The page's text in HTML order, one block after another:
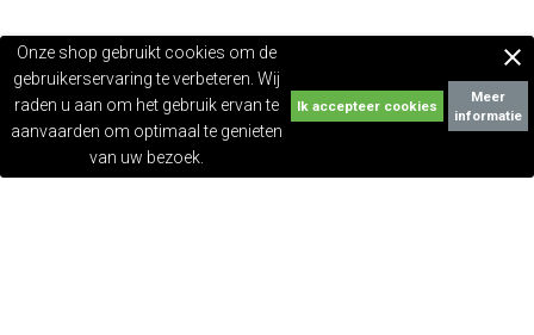
Onze shop gebruikt cookies om de
gebruikerservaring te verbeteren. Wij
raden u aan om het gebruik ervan te
aanvaarden om optimaal te genieten
van uw bezoek.
Meer
informatie
